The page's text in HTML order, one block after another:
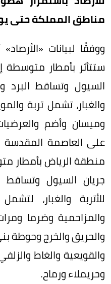
مناطق المملكة حتى
ووفقًا لبيانات
ستتأثر بأمطار متوسطة
السيول وتساقط البرد
والغبار، تشمل تربة
وميسان وأضم
على العاصمة المقدسة
منطقة الرياض بأمطار
جريان السيول وتساقط
للأتربة والغبار،
والمزاحمية وضرما
والحريق والخرج وحوطة
والقويعية والغاط
وحريملاء ورماح.